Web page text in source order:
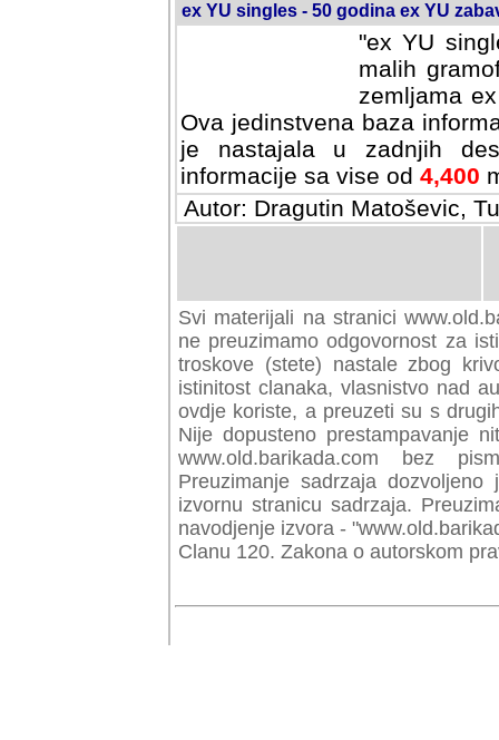
ex YU singles - 50 godina ex YU
"ex YU
malih
zemljama
Ova jedinstvena baza
je nastajala u zadnjih
informacije sa vise od 4,400
Autor: Dragutin Matoševic,
Svi materijali na stranici
preuzimamo odgovornost za
troskove (stete) nastale zbog
istinitost clanaka, vlasnistvo nad
ovdje koriste, a preuzeti su s
Nije dopusteno prestampavanje
www.old.barikada.com bez
Preuzimanje sadrzaja
izvornu stranicu sadrzaja.
navodjenje izvora -
Clanu 120. Zakona o autorskom